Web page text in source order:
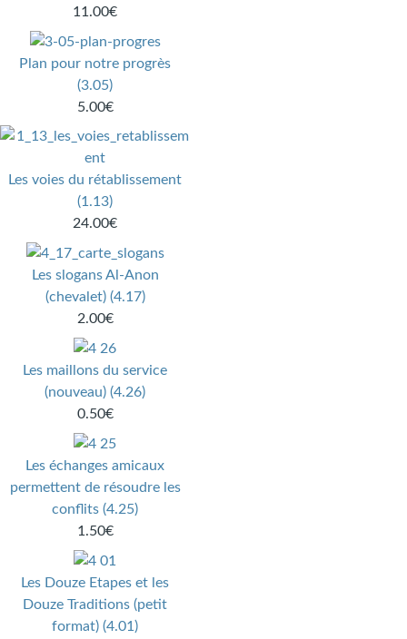
11.00€
Plan pour notre progrès
(3.05)
5.00€
Les voies du rétablissement
(1.13)
24.00€
Les slogans Al-Anon
(chevalet) (4.17)
2.00€
Les maillons du service
(nouveau) (4.26)
0.50€
Les échanges amicaux
permettent de résoudre les
conflits (4.25)
1.50€
Les Douze Etapes et les
Douze Traditions (petit
format) (4.01)